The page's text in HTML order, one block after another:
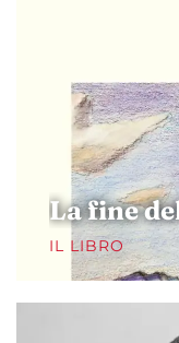
La fine
IL LIBRO